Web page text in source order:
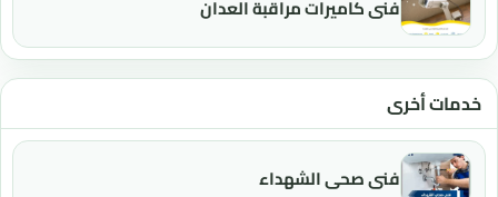
فني كاميرات مراقبة العدان
خدمات أخرى
فني صحي الشهداء